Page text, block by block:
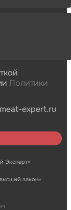
Политики
expert.ru
Эксперт»
закон»